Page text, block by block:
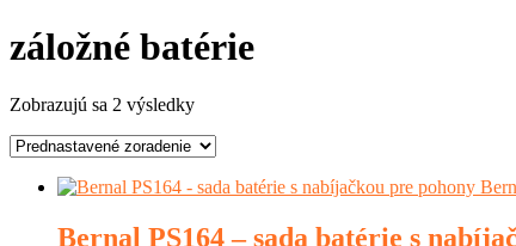
záložné batérie
Zobrazujú sa 2 výsledky
Bernal PS164 – sada batérie s